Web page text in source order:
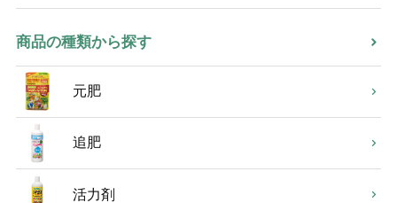
商品の種類から探す
元肥
追肥
活力剤